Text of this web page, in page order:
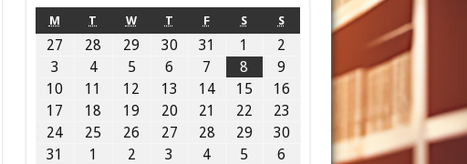
M T W T F S S
27 28 29 30 31 1
2
3
4 5 6 7 8
9
10
11 12 13 14 15
16
17
18 19 20 21 22
23
24
25 26 27 28 29
30
31
1 2 3 4 5 6